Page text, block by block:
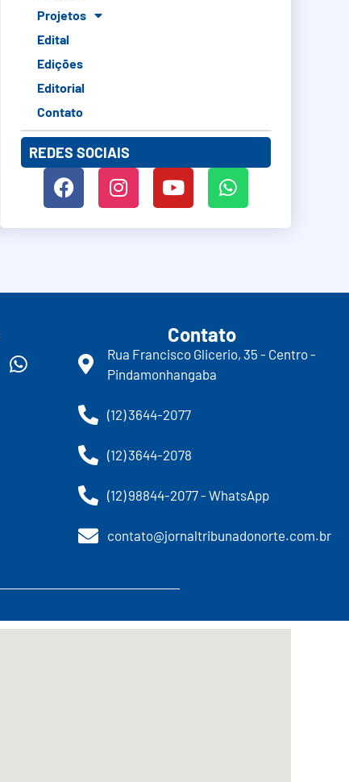
Projetos
Edital
Edições
Editorial
Contato
REDES SOCIAIS
Contato
Rua Francisco Glicerio, 35 - Centro -
Pindamonhangaba
(12) 3644-2077
(12) 3644-2078
(12) 98844-2077 - WhatsApp
contato@jornaltribunadonorte.com.br